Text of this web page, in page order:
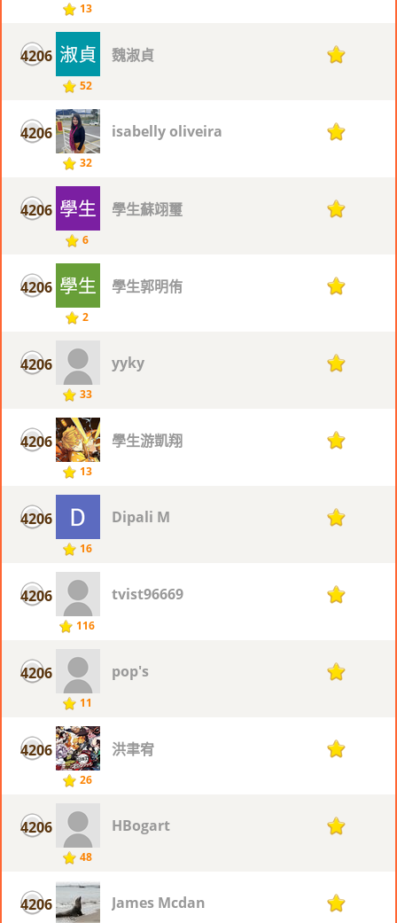
13
4206
52
魏淑貞 1
4206
32
isabelly oliveira 1
4206
6
學生蘇翊璽 1
4206
2
學生郭明侑 1
4206
33
yyky 1
4206
13
學生游凱翔 1
4206
16
Dipali M 1
4206
116
tvist96669 1
4206
11
pop's 1
4206
26
洪聿宥 1
4206
48
HBogart 1
4206 James Mcdan 1